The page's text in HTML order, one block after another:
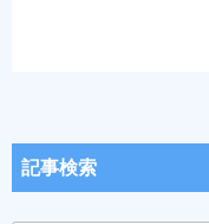
記事検索